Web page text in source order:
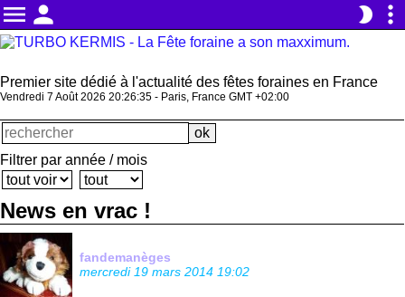
menu person brightness_2 more_vert
Premier site dédié à l'actualité des fêtes foraines en France
Vendredi 7 Août 2026 20:26:36 - Paris, France GMT +02:00
Filtrer par année / mois
News en vrac !
fandemanèges
mercredi 19 mars 2014 19:02